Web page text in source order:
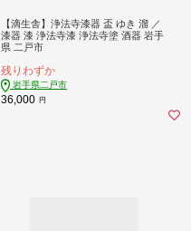
【滴生舎】浄法寺漆器 盃 ゆき 溜 ／
漆器 漆 浄法寺漆 浄法寺塗 酒器 岩手
県 二戸市
残りわずか
岩手県二戸市
36,000 円